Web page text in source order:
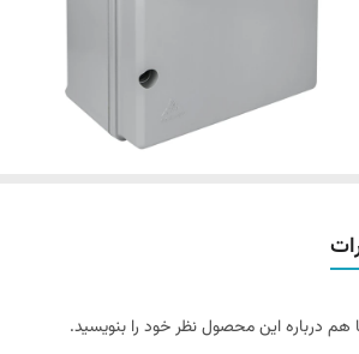
درباره این محصول نظر خود را بنویسید.